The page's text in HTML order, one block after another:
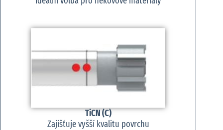
TiCN (C)
Zajišťuje vyšší kvalitu povrchu